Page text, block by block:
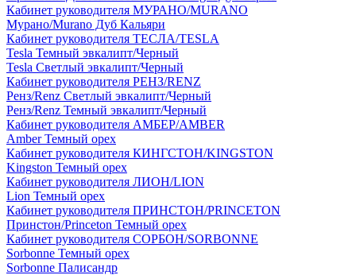
Кабинет руководителя МУРАНО/MURANO
Мурано/Murano Дуб Кальяри
Кабинет руководителя ТЕСЛА/TESLA
Tesla Темный эвкалипт/Черный
Tesla Светлый эвкалипт/Черный
Кабинет руководителя РЕНЗ/RENZ
Ренз/Renz Светлый эвкалипт/Черный
Ренз/Renz Темный эвкалипт/Черный
Кабинет руководителя АМБЕР/AMBER
Amber Темный орех
Кабинет руководителя КИНГСТОН/KINGSTON
Kingston Темный орех
Кабинет руководителя ЛИОН/LION
Lion Темный орех
Кабинет руководителя ПРИНСТОН/PRINCETON
Принстон/Princeton Темный орех
Кабинет руководителя СОРБОН/SORBONNE
Sorbonne Темный орех
Sorbonne Палисандр